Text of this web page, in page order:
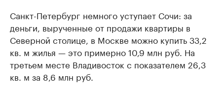
Санкт-Петербург немного уступает Сочи: за
деньги, вырученные от продажи квартиры в
Северной столице, в Москве можно купить 33,2
кв. м жилья — это примерно 10,9 млн руб. На
третьем месте Владивосток с показателем 26,3
кв. м за 8,6 млн руб.